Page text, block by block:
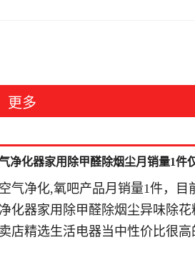
更多
净化器家用除甲醛除烟尘月销量1件
气净化,氧吧产品月销量1件，目
化器家用除甲醛除烟尘异味除
店精选生活电器当中性价比很